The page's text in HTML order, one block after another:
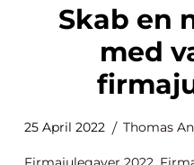
Skab en ny tradition
med
25 April 2022 Thomas